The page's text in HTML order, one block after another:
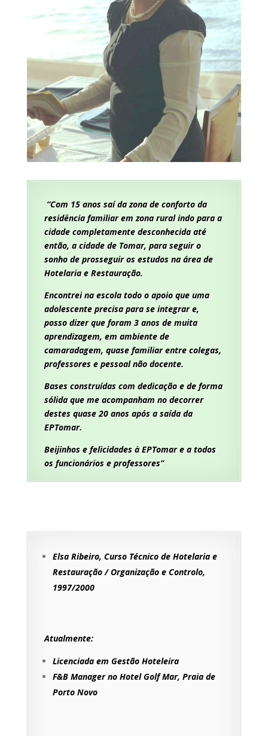
“Com 15 anos saí da zona de conforto da
residência familiar em zona rural indo para a
cidade completamente desconhecida até
então, a cidade de Tomar, para seguir o
sonho de prosseguir os estudos na área de
Hotelaria e Restauração.
Encontrei na escola todo o apoio que uma
adolescente precisa para se integrar e,
posso dizer que foram 3 anos de muita
aprendizagem, em ambiente de
camaradagem, quase familiar entre colegas,
professores e pessoal não docente.
Bases construídas com dedicação e de forma
sólida que me acompanham no decorrer
destes quase 20 anos após a saída da
EPTomar.
Beijinhos e felicidades à EPTomar e a todos
os funcionários e professores”
Elsa Ribeiro, Curso Técnico de Hotelaria e
Restauração / Organização e Controlo,
1997/2000
Atualmente:
Licenciada em Gestão Hoteleira
F&B Manager no Hotel Golf Mar, Praia de
Porto Novo